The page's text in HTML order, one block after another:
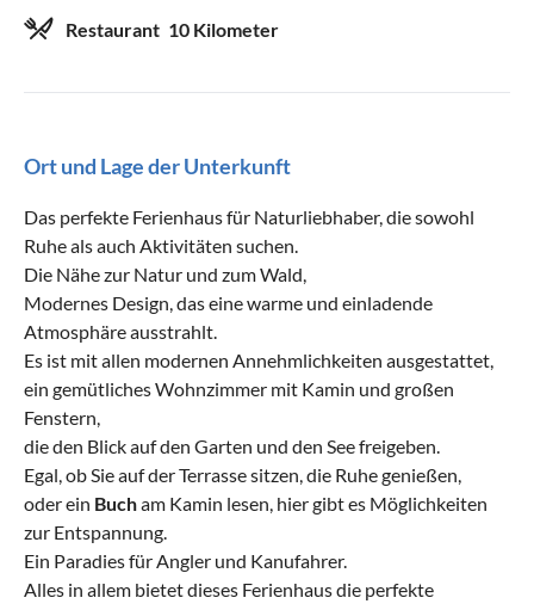
Restaurant 10 Kilometer
Ort und Lage der Unterkunft
Das perfekte Ferienhaus für Naturliebhaber, die sowohl
Ruhe als auch Aktivitäten suchen.
Die Nähe zur Natur und zum Wald,
Modernes Design, das eine warme und einladende
Atmosphäre ausstrahlt.
Es ist mit allen modernen Annehmlichkeiten ausgestattet,
ein gemütliches Wohnzimmer mit Kamin und großen
Fenstern,
die den Blick auf den Garten und den See freigeben.
Egal, ob Sie auf der Terrasse sitzen, die Ruhe genießen,
oder ein Bucham Kamin lesen, hier gibt es Möglichkeiten
zur Entspannung.
Ein Paradies für Angler und Kanufahrer.
Alles in allem bietet dieses Ferienhaus die perfekte